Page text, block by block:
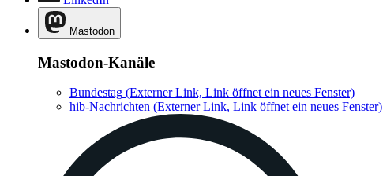
Mastodon
Mastodon-Kanäle
Bundestag (Externer Link, Link öffnet ein neues Fenster)
hib-Nachrichten (Externer Link, Link öffnet ein neues Fenster)